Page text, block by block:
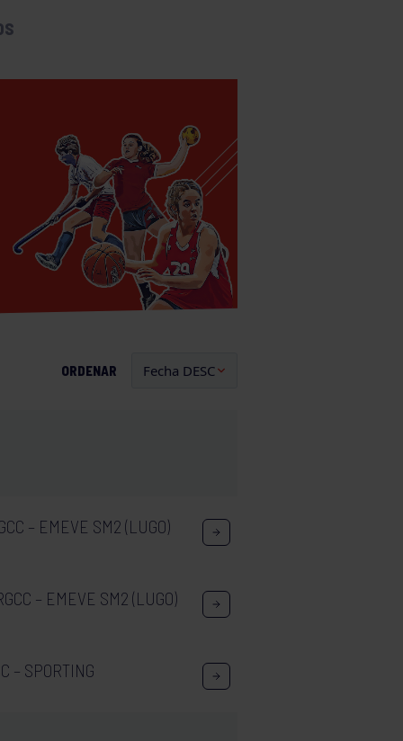
ORDENAR
– EMEVE SM2 (LUGO)
– EMEVE SM2 (LUGO)
– SPORTING